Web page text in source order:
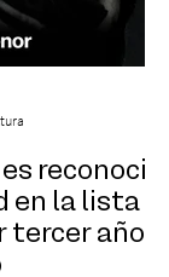
reconocido
en la lista 21
tercer año